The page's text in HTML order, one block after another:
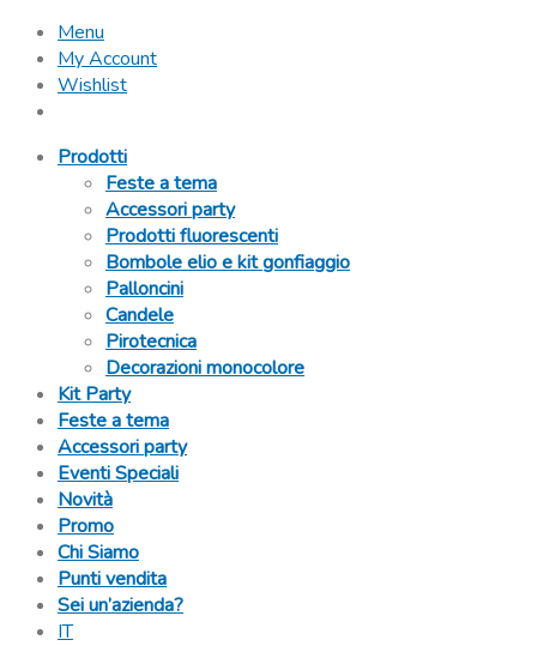
Menu
My Account
Wishlist
Prodotti
Feste a tema
Accessori party
Prodotti fluorescenti
Bombole elio e kit gonfiaggio
Palloncini
Candele
Pirotecnica
Decorazioni monocolore
Kit Party
Feste a tema
Accessori party
Eventi Speciali
Novità
Promo
Chi Siamo
Punti vendita
Sei un’azienda?
IT